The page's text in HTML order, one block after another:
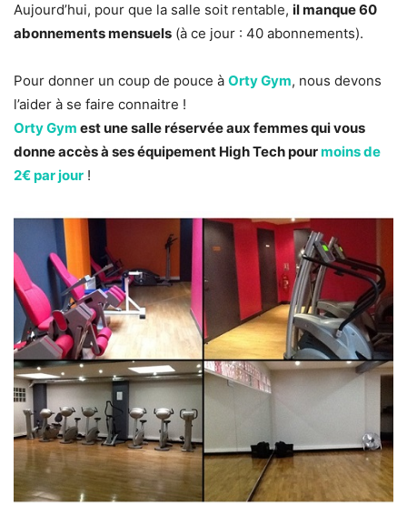
Aujourd’hui, pour que la salle soit rentable, il manque 60
abonnements mensuels (à ce jour : 40 abonnements).
Pour donner un coup de pouce à Orty Gym, nous devons
l’aider à se faire connaitre !
Orty Gym est une salleréservée aux femmesqui vous
donne accès à ses équipement High Tech pourmoins de
2€ par jour !